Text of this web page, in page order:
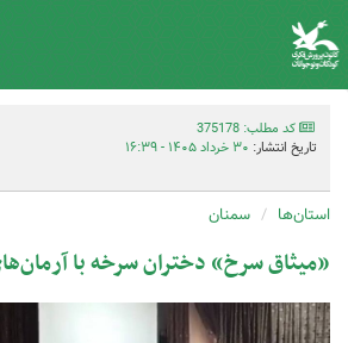
کد مطلب: 375178
تاریخ انتشار: ۳۰ خرداد ۱۴۰۵ - ۱۶:۳۹
استان‌ها سمنان
«میثاق سرخ» دختران سرخه با